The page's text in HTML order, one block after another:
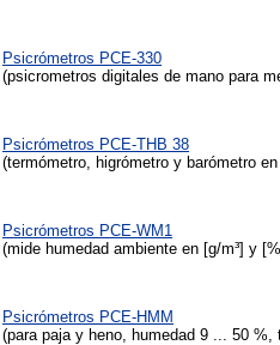
Psicrómetros PCE-330
(psicrometros digitales de mano para
Psicrómetros PCE-THB 38
(termómetro, higrómetro y barómetro
Psicrómetros PCE-WM1
(mide humedad ambiente en [g/m³] y
Psicrómetros PCE-HMM
(para paja y heno, humedad 9 ... 50